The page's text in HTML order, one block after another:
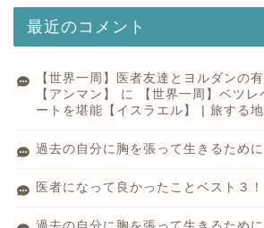
最近のコメント
【世界一周】医者友達とヨルダンの
【アンマン】
に
【世界一周】ベツ
ートを堪能【イスラエル】 | 旅する
過去の自分に胸を張って生きるために
医者になって良かったことベスト３！